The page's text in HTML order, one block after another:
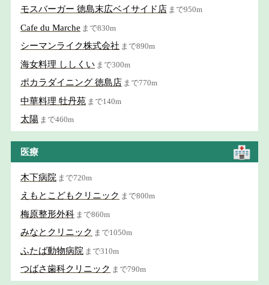
モスバーガー 徳島末広ベイサイド店 まで950m
Cafe du Marche まで830m
シーマンライク株式会社 まで890m
海女料理 ししくい まで300m
ポカラダイニング 徳島店 まで770m
中華料理 牡丹苑 まで140m
太陽 まで460m
医療
木下病院 まで720m
えもとこどもクリニック まで800m
梅原整形外科 まで860m
みなとクリニック まで1050m
ふたば動物病院 まで310m
つばさ歯科クリニック まで790m